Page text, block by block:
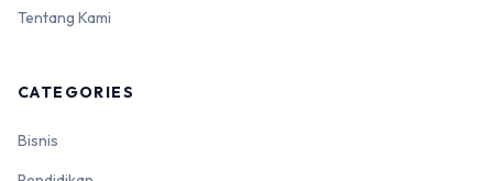
Tentang Kami
CATEGORIES
Bisnis